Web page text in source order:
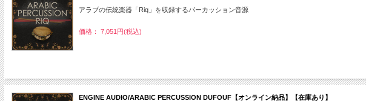
アラブの伝統楽器「Riq」を収録するパーカッション音源
価格： 7,051円(税込)
ENGINE AUDIO/ARABIC PERCUSSION DUFOUF【オンライン納品】【在庫あり】